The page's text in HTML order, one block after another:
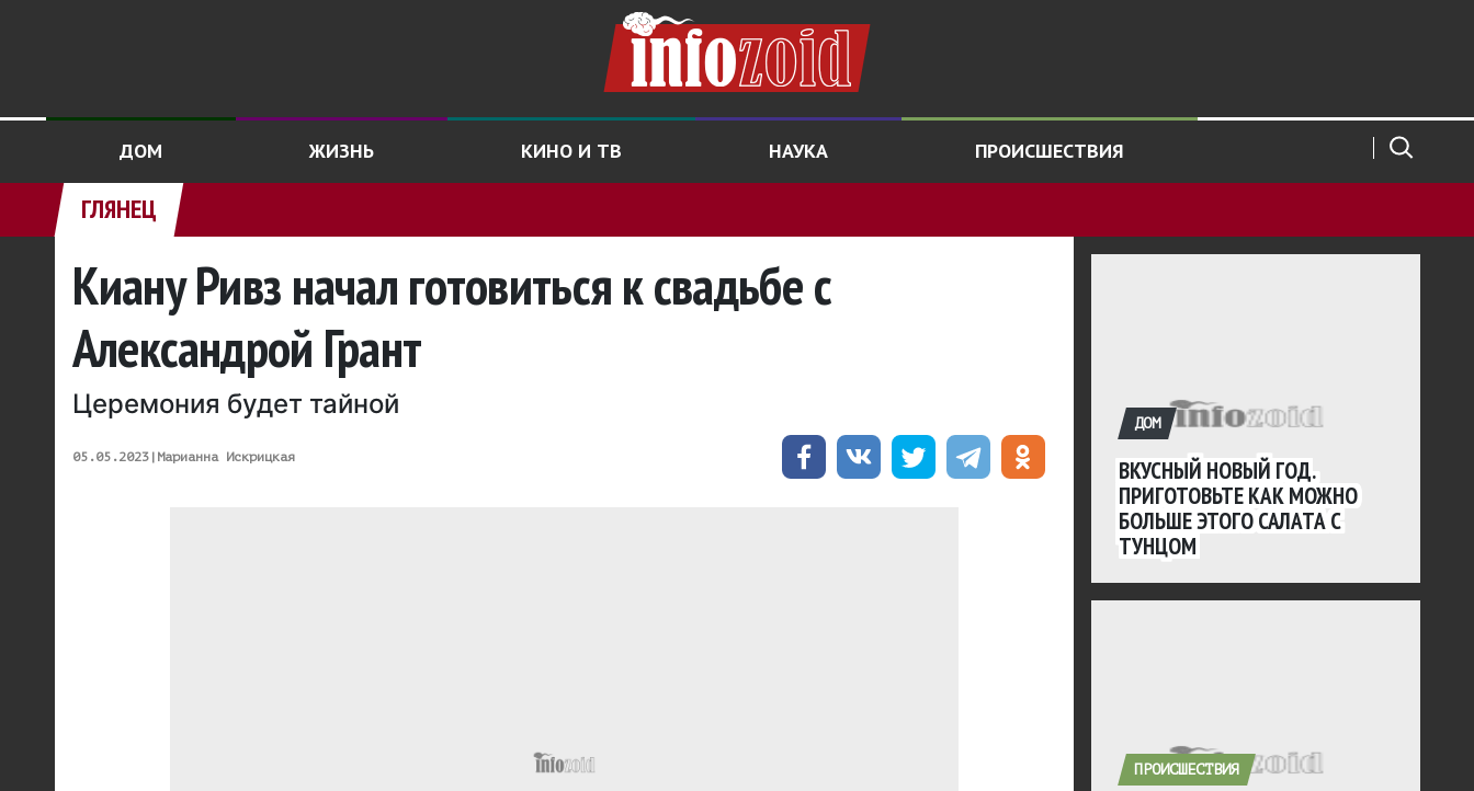
ДОМ ЖИЗНЬ КИНО И ТВ НАУКА ПРОИСШЕСТВИЯ
ГЛЯНЕЦ
Киану Ривз начал готовиться к свадьбе с
Александрой Грант
Церемония будет тайной
05.05.2023| Марианна Искрицкая
ДОМ
ВКУСНЫЙ НОВЫЙ ГОД.
ПРИГОТОВЬТЕ КАК МОЖНО
БОЛЬШЕ ЭТОГО САЛАТА С
ТУНЦОМ
ПРОИСШЕСТВИЯ